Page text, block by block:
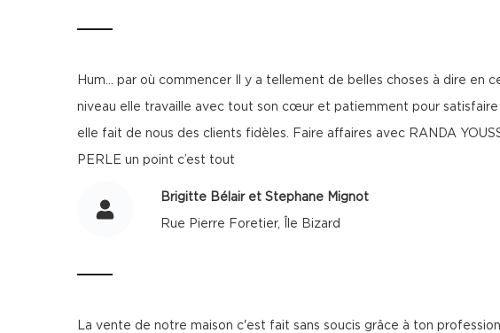
Hum... par où commencer Il y a tellement de belles choses à dire en
niveau elle travaille avec tout son cœur et patiemment pour
elle fait de nous des clients fidèles. Faire affaires avec RANDA
PERLE un point c’est tout
Brigitte Bélair et Stephane Mignot
Rue Pierre Foretier, Île Bizard
La vente de notre maison c'est fait sans soucis grâce à ton